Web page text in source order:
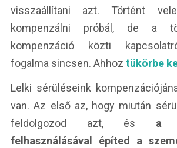
visszaállítani azt. Történt
kompenzálni próbál, de a
kompenzáció közti
fogalma sincsen. Ahhoz tükörbe
Lelki sérüléseink
van. Az első az, hogy miután
feldolgozod azt, és a
felhasználásával építed a